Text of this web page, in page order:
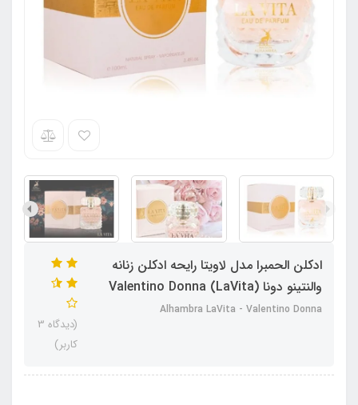
ادکلن الحمبرا مدل لاویتا رایحه ادکلن زنانه
والنتینو دونا (LaVita) Valentino Donna
Alhambra LaVita - Valentino Donna
(دیدگاه 3
کاربر)